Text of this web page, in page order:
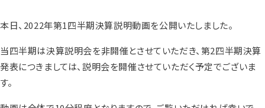
本日、2022年第1四半期決算説明動画を公開いたしました。
当四半期は決算説明会を非開催とさせていただき、第2四半期決算
発表につきましては、説明会を開催させていただく予定でございま
す。